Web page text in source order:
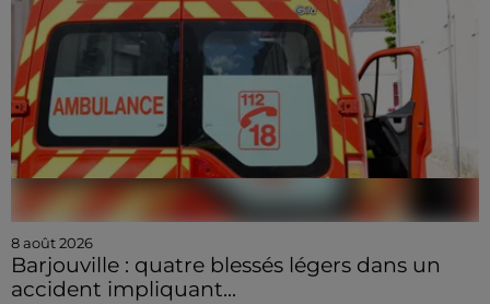
8 août 2026
Barjouville : quatre blessés légers dans un
accident impliquant...